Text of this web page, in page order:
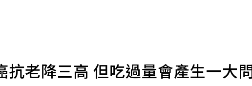
抗老降三高 但吃過量會產生一大